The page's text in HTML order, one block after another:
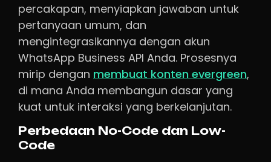
percakapan, menyiapkan jawaban untuk
pertanyaan umum, dan
mengintegrasikannya dengan akun
WhatsApp Business API Anda. Prosesnya
mirip dengan membuat konten evergreen,
di mana Anda membangun dasar yang
kuat untuk interaksi yang berkelanjutan.
Perbedaan No-Code dan Low-
Code